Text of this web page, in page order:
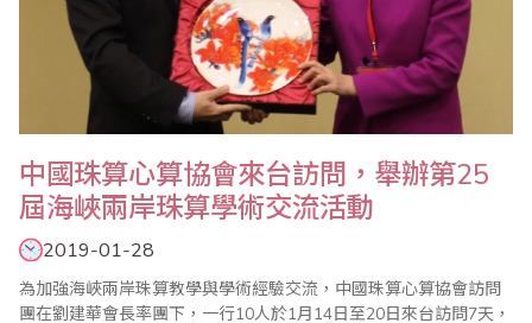
中國珠算心算協會來台訪問，舉辦第25
屆海峽兩岸珠算學術交流活動
2019-01-28
為加強海峽兩岸珠算教學與學術經驗交流，中國珠算心算協會訪問
團在劉建華會長率團下，一行10人於1月14日至20日來台訪問7天，